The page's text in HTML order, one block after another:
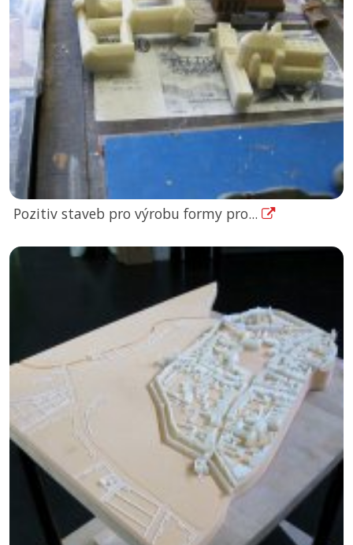
Pozitiv staveb pro výrobu formy pro...